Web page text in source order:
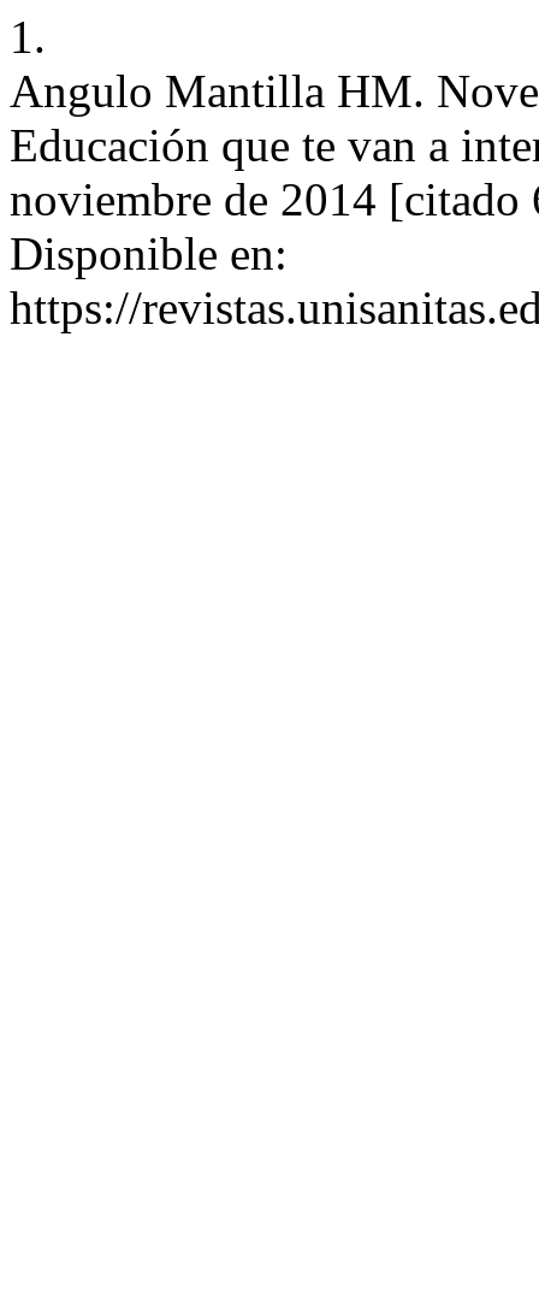
1.
Angulo Mantilla HM.
Educación que te van a
noviembre de 2014
Disponible en:
https://